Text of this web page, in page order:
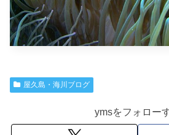
屋久島・海川ブログ
ymsをフォロー